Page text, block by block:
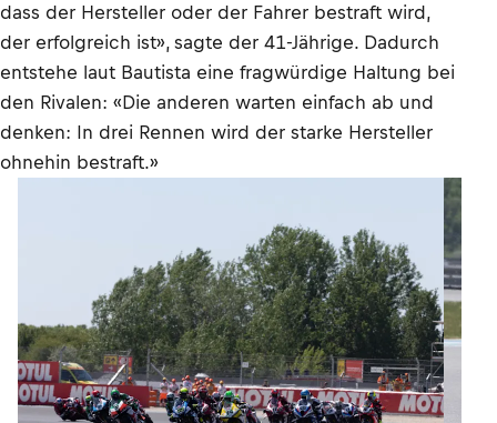
dass der Hersteller oder der Fahrer bestraft wird,
der erfolgreich ist», sagte der 41-Jährige. Dadurch
entstehe laut Bautista eine fragwürdige Haltung bei
den Rivalen: «Die anderen warten einfach ab und
denken: In drei Rennen wird der starke Hersteller
ohnehin bestraft.»